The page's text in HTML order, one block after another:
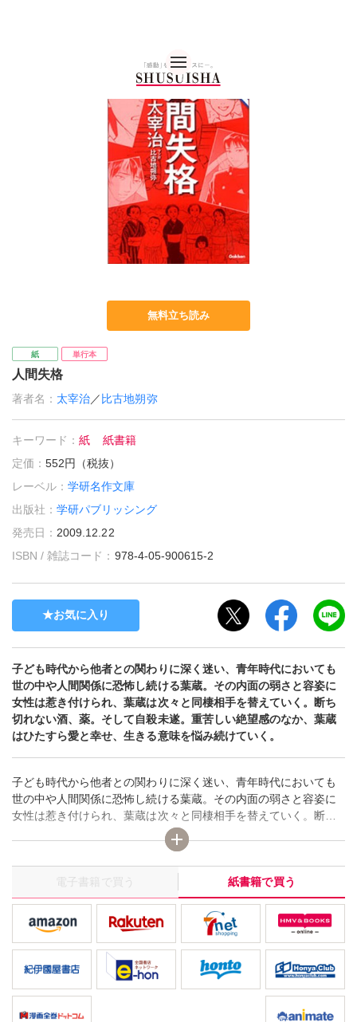
無料立ち読み
紙 単行本
人間失格
著者名： 太宰治／ 比古地朔弥
キーワード：紙
紙書籍
定価：552円（税抜）
レーベル：学研名作文庫
出版社：学研パブリッシング
発売日： 2009.12.22
ISBN / 雑誌コード： 978-4-05-900615-2
お気に入り
子ども時代から他者との関わりに深く迷い、青年時代においても
世の中や人間関係に恐怖し続ける葉蔵。その内面の弱さと容姿に
女性は惹き付けられ、葉蔵は次々と同棲相手を替えていく。断ち
切れない酒、薬。そして自殺未遂。重苦しい絶望感のなか、葉蔵
はひたすら愛と幸せ、生きる意味を悩み続けていく。
子ども時代から他者との関わりに深く迷い、青年時代においても
世の中や人間関係に恐怖し続ける葉蔵。その内面の弱さと容姿に
女性は惹き付けられ、葉蔵は次々と同棲相手を替えていく。断ち
切れない酒、薬。そして自殺未遂。重苦しい絶望感のなか、葉蔵
はひたすら愛と幸せ、生きる意味を悩み続けていく。
電子書籍で買う 紙書籍で買う